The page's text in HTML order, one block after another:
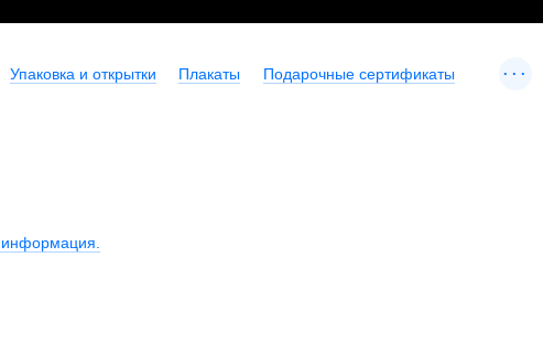
Упаковка и открытки Плакаты Подарочные сертификаты ...